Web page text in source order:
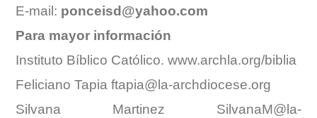
E-mail: ponceisd@yahoo.com
Para mayor información
Instituto Bíblico Católico.www.archla.org/biblia
Feliciano Tapiaftapia@la-archdiocese.org
Silvana Martinez SilvanaM@la-